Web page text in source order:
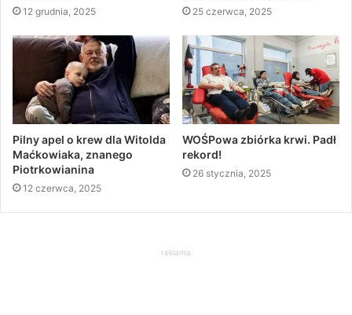
12 grudnia, 2025 25 czerwca, 2025
Pilny apel o krew dla Witolda
Maćkowiaka, znanego
Piotrkowianina
12 czerwca, 2025
WOŚPowa zbiórka krwi. Padł
rekord!
26 stycznia, 2025
reklama